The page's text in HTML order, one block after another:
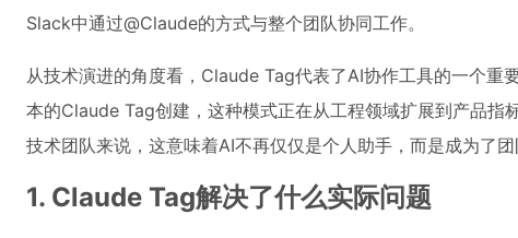
Slack中通过@Claude的方式与整个团队协同工作。
从技术演进的角度看，Claude Tag代表了AI协作工具的一个
本的Claude Tag创建，这种模式正在从工程领域扩展到产品
技术团队来说，这意味着AI不再仅仅是个人助手，而是成为了团
1. Claude Tag解决了什么实际问题